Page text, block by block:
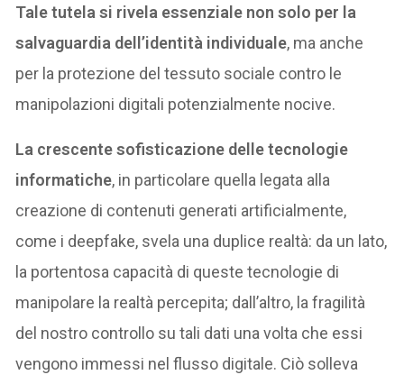
Tale tutela si rivela essenziale non solo per la
salvaguardia dell’identità individuale, ma anche
per la protezione del tessuto sociale contro le
manipolazioni digitali potenzialmente nocive.
La crescente sofisticazione delle tecnologie
informatiche, in particolare quella legata alla
creazione di contenuti generati artificialmente,
come i deepfake, svela una duplice realtà: da un lato,
la portentosa capacità di queste tecnologie di
manipolare la realtà percepita; dall’altro, la fragilità
del nostro controllo su tali dati una volta che essi
vengono immessi nel flusso digitale. Ciò solleva